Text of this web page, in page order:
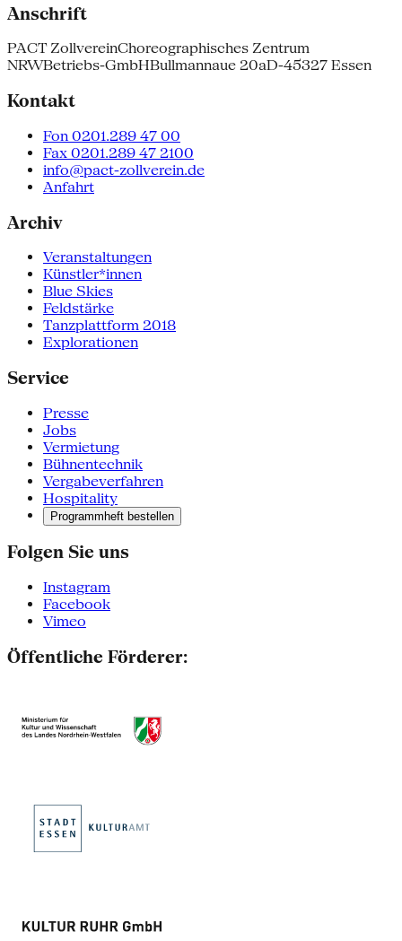
Anschrift
PACT ZollvereinChoreographisches Zentrum
NRWBetriebs-GmbHBullmannaue 20aD-45327 Essen
Kontakt
Fon 0201.289 47 00
Fax 0201.289 47 2100
info@pact-zollverein.de
Anfahrt
Archiv
Veranstaltungen
Künstler*innen
Blue Skies
Feldstärke
Tanzplattform 2018
Explorationen
Service
Presse
Jobs
Vermietung
Bühnentechnik
Vergabeverfahren
Hospitality
Programmheft bestellen
Folgen Sie uns
Instagram
Facebook
Vimeo
Öffentliche Förderer: